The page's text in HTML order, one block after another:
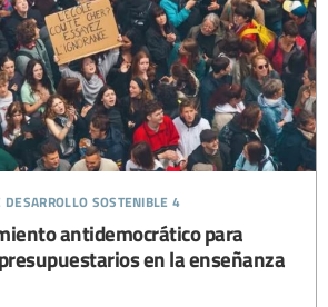
sostenible 4
antidemocrático para
en la enseñanza